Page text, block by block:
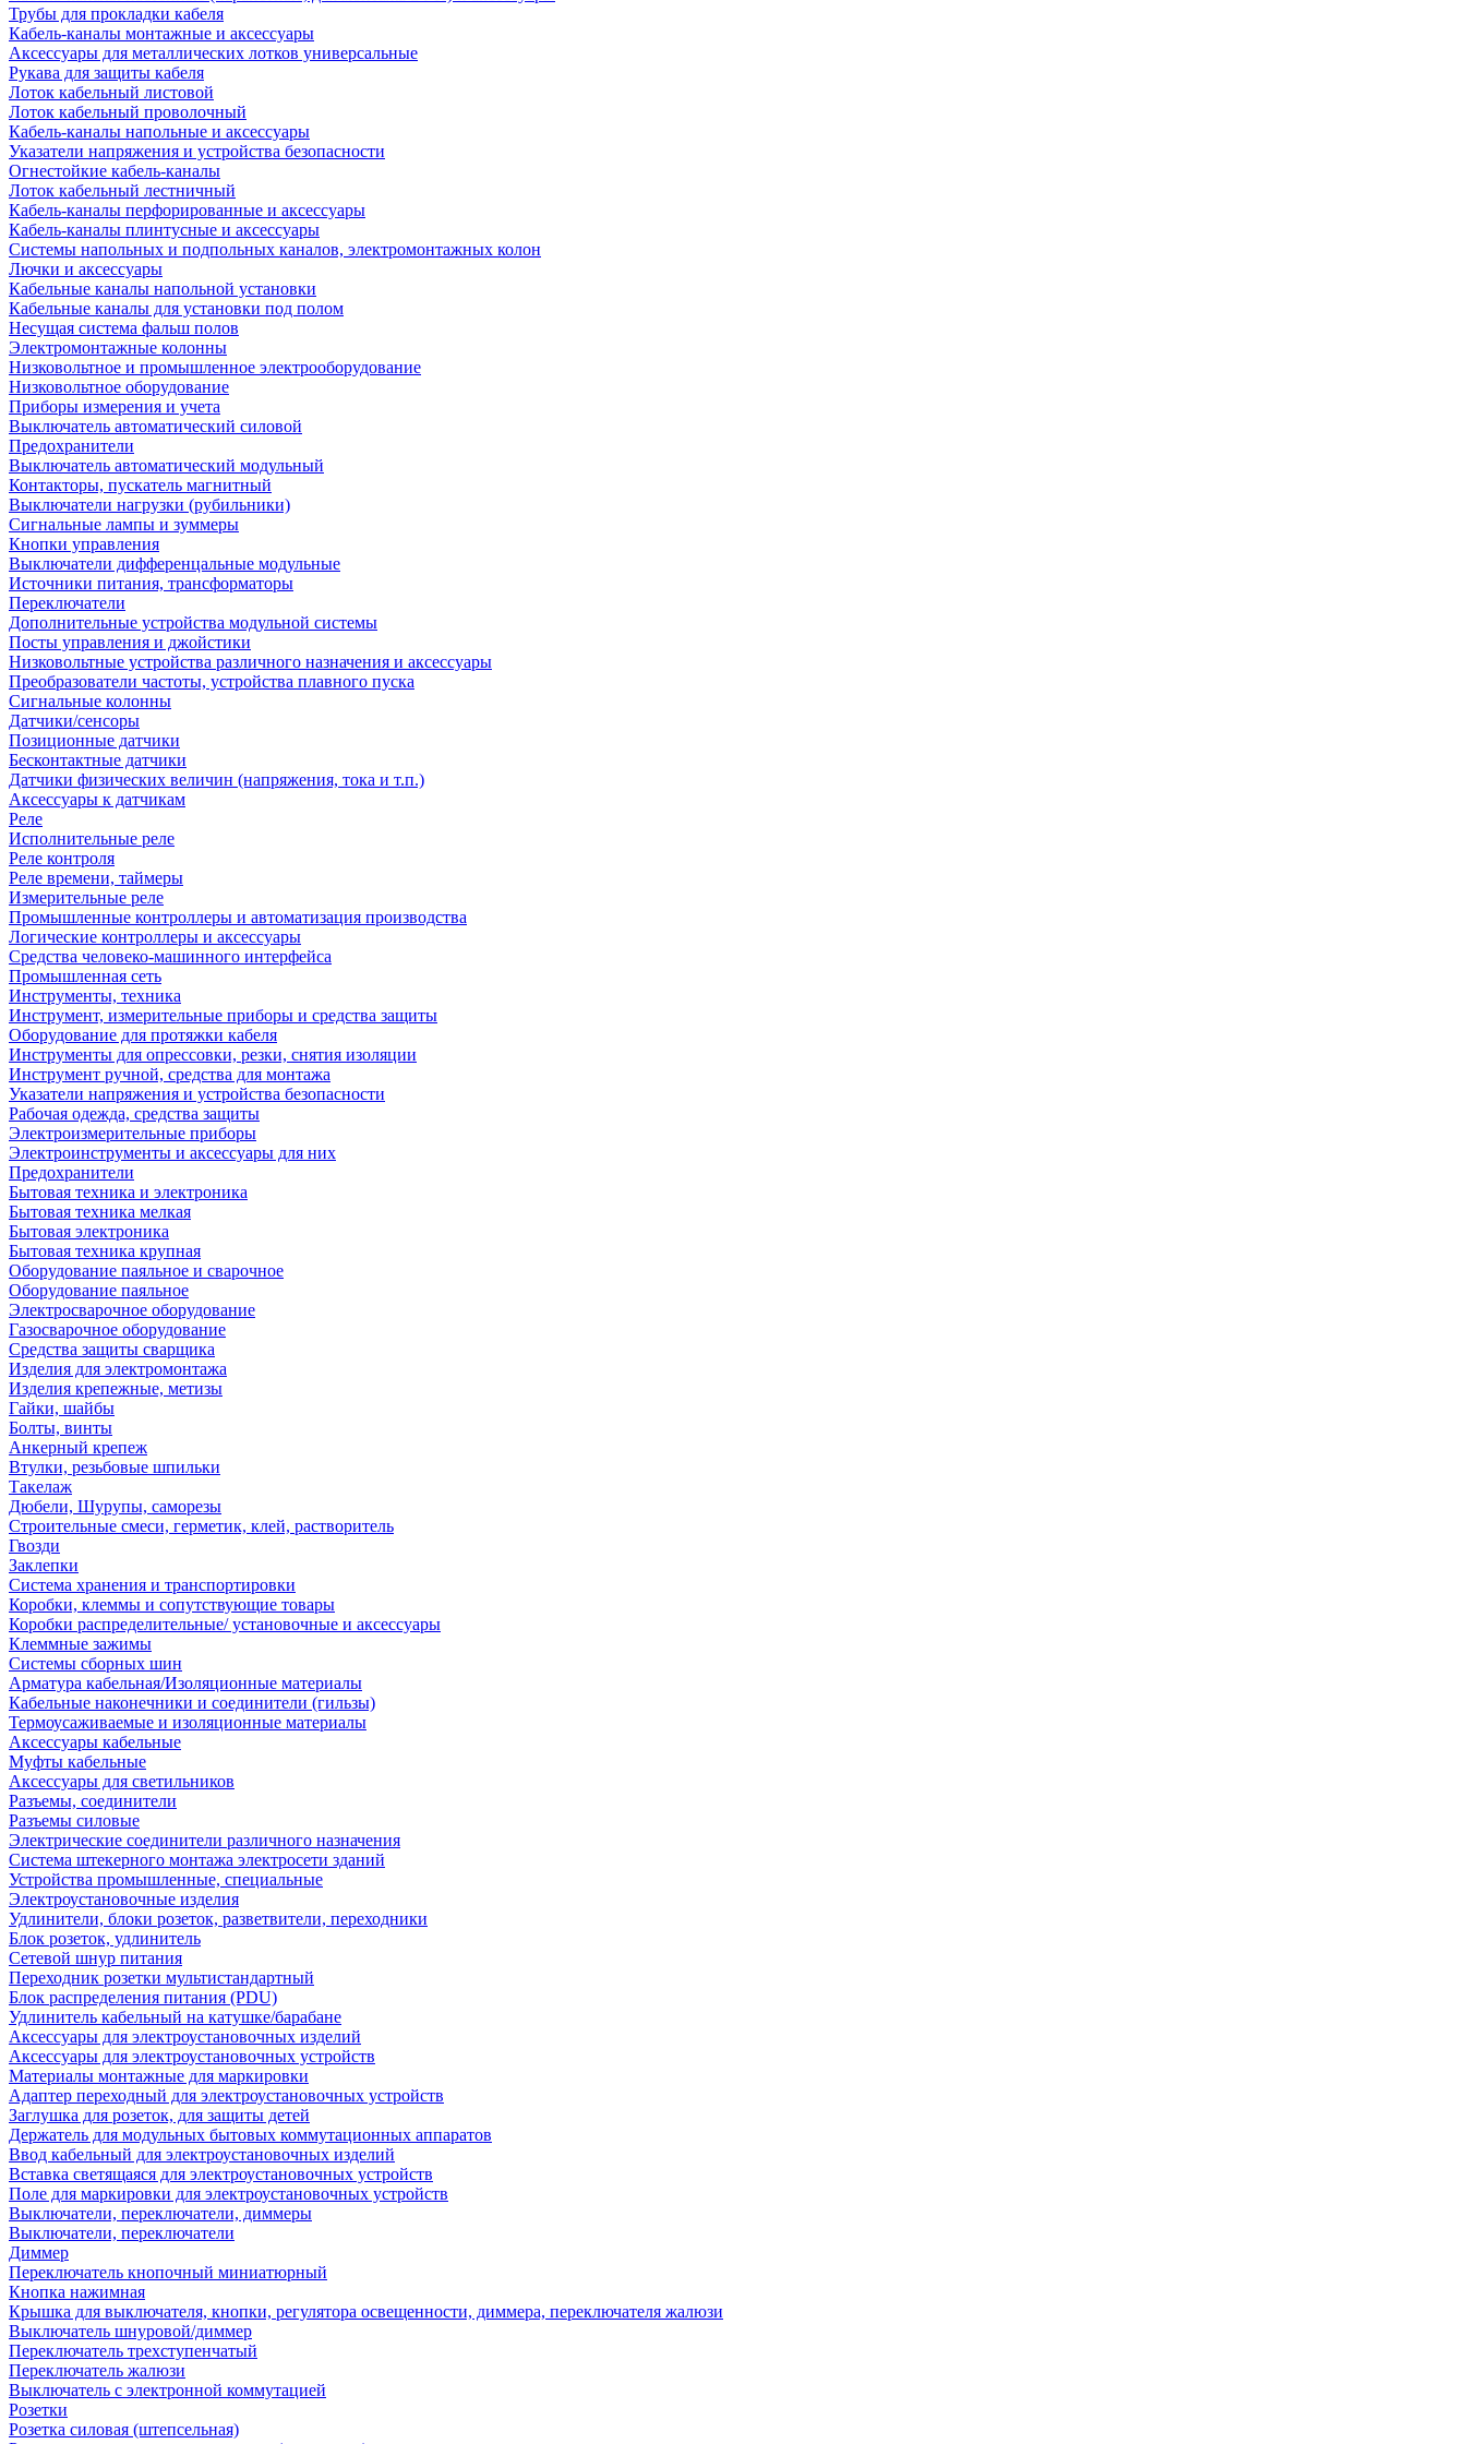
Трубы для прокладки кабеля
Кабель-каналы монтажные и аксессуары
Аксессуары для металлических лотков универсальные
Рукава для защиты кабеля
Лоток кабельный листовой
Лоток кабельный проволочный
Кабель-каналы напольные и аксессуары
Указатели напряжения и устройства безопасности
Огнестойкие кабель-каналы
Лоток кабельный лестничный
Кабель-каналы перфорированные и аксессуары
Кабель-каналы плинтусные и аксессуары
Системы напольных и подпольных каналов, электромонтажных колон
Лючки и аксессуары
Кабельные каналы напольной установки
Кабельные каналы для установки под полом
Несущая система фальш полов
Электромонтажные колонны
Низковольтное и промышленное электрооборудование
Низковольтное оборудование
Приборы измерения и учета
Выключатель автоматический силовой
Предохранители
Выключатель автоматический модульный
Контакторы, пускатель магнитный
Выключатели нагрузки (рубильники)
Сигнальные лампы и зуммеры
Кнопки управления
Выключатели дифференцальные модульные
Источники питания, трансформаторы
Переключатели
Дополнительные устройства модульной системы
Посты управления и джойстики
Низковольтные устройства различного назначения и аксессуары
Преобразователи частоты, устройства плавного пуска
Сигнальные колонны
Датчики/сенсоры
Позиционные датчики
Бесконтактные датчики
Датчики физических величин (напряжения, тока и т.п.)
Аксессуары к датчикам
Реле
Исполнительные реле
Реле контроля
Реле времени, таймеры
Измерительные реле
Промышленные контроллеры и автоматизация производства
Логические контроллеры и аксессуары
Средства человеко-машинного интерфейса
Промышленная сеть
Инструменты, техника
Инструмент, измерительные приборы и средства защиты
Оборудование для протяжки кабеля
Инструменты для опрессовки, резки, снятия изоляции
Инструмент ручной, средства для монтажа
Указатели напряжения и устройства безопасности
Рабочая одежда, средства защиты
Электроизмерительные приборы
Электроинструменты и аксессуары для них
Предохранители
Бытовая техника и электроника
Бытовая техника мелкая
Бытовая электроника
Бытовая техника крупная
Оборудование паяльное и сварочное
Оборудование паяльное
Электросварочное оборудование
Газосварочное оборудование
Средства защиты сварщика
Изделия для электромонтажа
Изделия крепежные, метизы
Гайки, шайбы
Болты, винты
Анкерный крепеж
Втулки, резьбовые шпильки
Такелаж
Дюбели, Шурупы, саморезы
Строительные смеси, герметик, клей, растворитель
Гвозди
Заклепки
Система хранения и транспортировки
Коробки, клеммы и сопутствующие товары
Коробки распределительные/ установочные и аксессуары
Клеммные зажимы
Системы сборных шин
Арматура кабельная/Изоляционные материалы
Кабельные наконечники и соединители (гильзы)
Термоусаживаемые и изоляционные материалы
Аксессуары кабельные
Муфты кабельные
Аксессуары для светильников
Разъемы, соединители
Разъемы силовые
Электрические соединители различного назначения
Система штекерного монтажа электросети зданий
Устройства промышленные, специальные
Электроустановочные изделия
Удлинители, блоки розеток, разветвители, переходники
Блок розеток, удлинитель
Сетевой шнур питания
Переходник розетки мультистандартный
Блок распределения питания (PDU)
Удлинитель кабельный на катушке/барабане
Аксессуары для электроустановочных изделий
Аксессуары для электроустановочных устройств
Материалы монтажные для маркировки
Адаптер переходный для электроустановочных устройств
Заглушка для розеток, для защиты детей
Держатель для модульных бытовых коммутационных аппаратов
Ввод кабельный для электроустановочных изделий
Вставка светящаяся для электроустановочных устройств
Поле для маркировки для электроустановочных устройств
Выключатели, переключатели, диммеры
Выключатели, переключатели
Диммер
Переключатель кнопочный миниатюрный
Кнопка нажимная
Крышка для выключателя, кнопки, регулятора освещенности, диммера, переключателя жалюзи
Выключатель шнуровой/диммер
Переключатель трехступенчатый
Переключатель жалюзи
Выключатель с электронной коммутацией
Розетки
Розетка силовая (штепсельная)